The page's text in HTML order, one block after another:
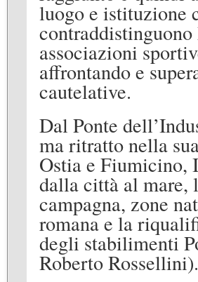
luogo e istituzione
associazioni
affrontando e
cautelative.
Dal Ponte
ma ritratto nella
Ostia e Fiumicino,
dalla città al mare,
campagna, zone
romana e la
degli stabilimenti
Roberto Rossellini).